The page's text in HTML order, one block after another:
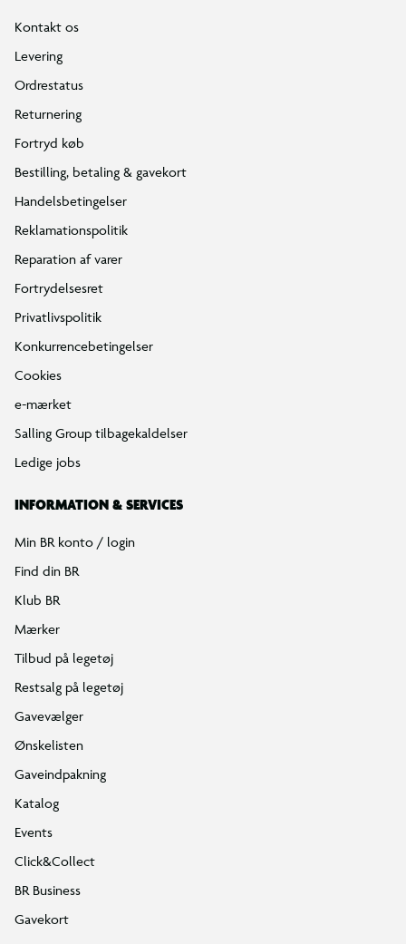
Kontakt os
Levering
Ordrestatus
Returnering
Fortryd køb
Bestilling, betaling & gavekort
Handelsbetingelser
Reklamationspolitik
Reparation af varer
Fortrydelsesret
Privatlivspolitik
Konkurrencebetingelser
Cookies
e-mærket
Salling Group tilbagekaldelser
Ledige jobs
INFORMATION & SERVICES
Min BR konto / login
Find din BR
Klub BR
Mærker
Tilbud på legetøj
Restsalg på legetøj
Gavevælger
Ønskelisten
Gaveindpakning
Katalog
Events
Click&Collect
BR Business
Gavekort